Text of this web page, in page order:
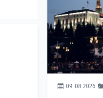
09-08-2026